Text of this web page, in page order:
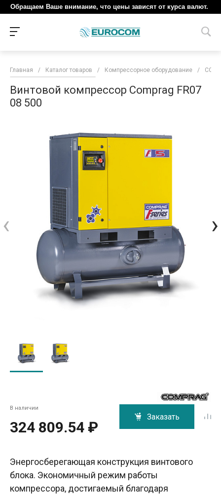
Обращаем Ваше внимание, что цены зависят от курса валют.
Главная / Каталог товаров / Компрессорное оборудование /
Винтовой компрессор Comprag FR07
08 500
‹ ›
В наличии
324 809.54 ₽
Заказать
Энергосберегающая конструкция винтового
блока. Экономичный режим работы
компрессора, достигаемый благодаря